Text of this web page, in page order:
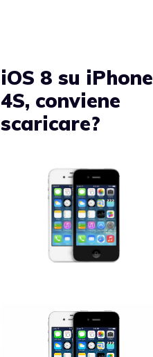
iOS 8 su iPhone
4S, conviene
scaricare?